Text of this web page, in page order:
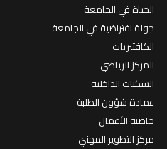
الحياة في الجامعة
جولة افتراضية في الجامعة
الكافتيريات
المركز الرياضي
السكنات الداخلية
عمادة شؤون الطلبة
حاضنة الأعمال
مركز التطوير المهني